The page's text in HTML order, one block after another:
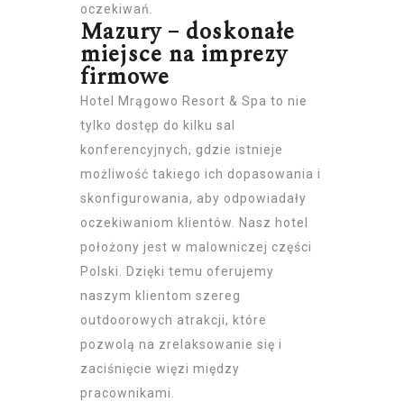
oczekiwań.
Mazury – doskonałe
miejsce na imprezy
firmowe
Hotel Mrągowo Resort & Spa to nie
tylko dostęp do kilku sal
konferencyjnych, gdzie istnieje
możliwość takiego ich dopasowania i
skonfigurowania, aby odpowiadały
oczekiwaniom klientów. Nasz hotel
położony jest w malowniczej części
Polski. Dzięki temu oferujemy
naszym klientom szereg
outdoorowych atrakcji, które
pozwolą na zrelaksowanie się i
zaciśnięcie więzi między
pracownikami.